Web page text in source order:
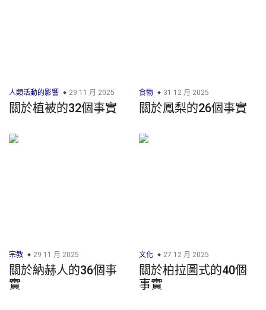
人類活動的影響 29 11 月 2025
關於植被的32個事實
食物 31 12 月 2025
關於鳳梨的26個事實
宗教 29 11 月 2025
關於納赫人的36個事
實
文化 27 12 月 2025
關於柏拉圖式的40個
事實